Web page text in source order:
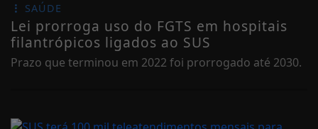
SAÚDE
Lei prorroga uso do FGTS em hospitais
filantrópicos ligados ao SUS
Prazo que terminou em 2022 foi prorrogado até 2030.